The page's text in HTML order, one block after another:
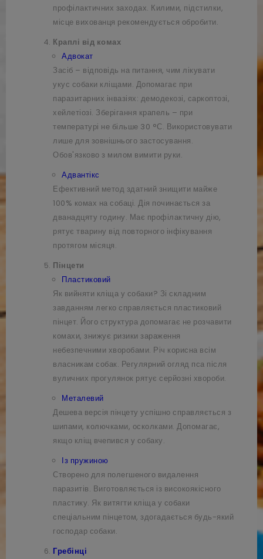
профілактичних заходах. Килими, підстилки,
місце вихованця рекомендується обробити.
Краплі від комах
Адвокат
Засіб – відповідь на питання, чим лікувати
укус собаки кліщами. Допомагає при
паразитарних інвазіях: демодекозі, саркоптозі,
хейлетіозі. Зберігання крапель – при
температурі не більше 30 °С. Використовувати
лише для зовнішнього застосування.
Обов'язково з милом вимити руки.
Адвантікс
Ефективний метод здатний знищити майже
100% комах на собаці. Дія починається за
дванадцяту годину. Має профілактичну дію,
рятує тварину від повторного інфікування
протягом місяця.
Пінцети
Пластиковий
Як вийняти кліща у собаки? Зі складним
завданням легко справляється пластиковий
пінцет. Його структура допомагає не розчавити
комахи, знижує ризики зараження
небезпечними хворобами. Річ корисна всім
власникам собак. Регулярний огляд пса після
вуличних прогулянок рятує серйозні хвороби.
Металевий
Дешева версія пінцету успішно справляється з
шипами, колючками, осколками. Допомагає,
якщо кліщ вчепився у собаку.
Із пружиною
Створено для полегшеного видалення
паразитів. Виготовляється із високоякісного
пластику. Як витягти кліща у собаки
спеціальним пінцетом, здогадається будь-який
господар собаки.
Гребінці